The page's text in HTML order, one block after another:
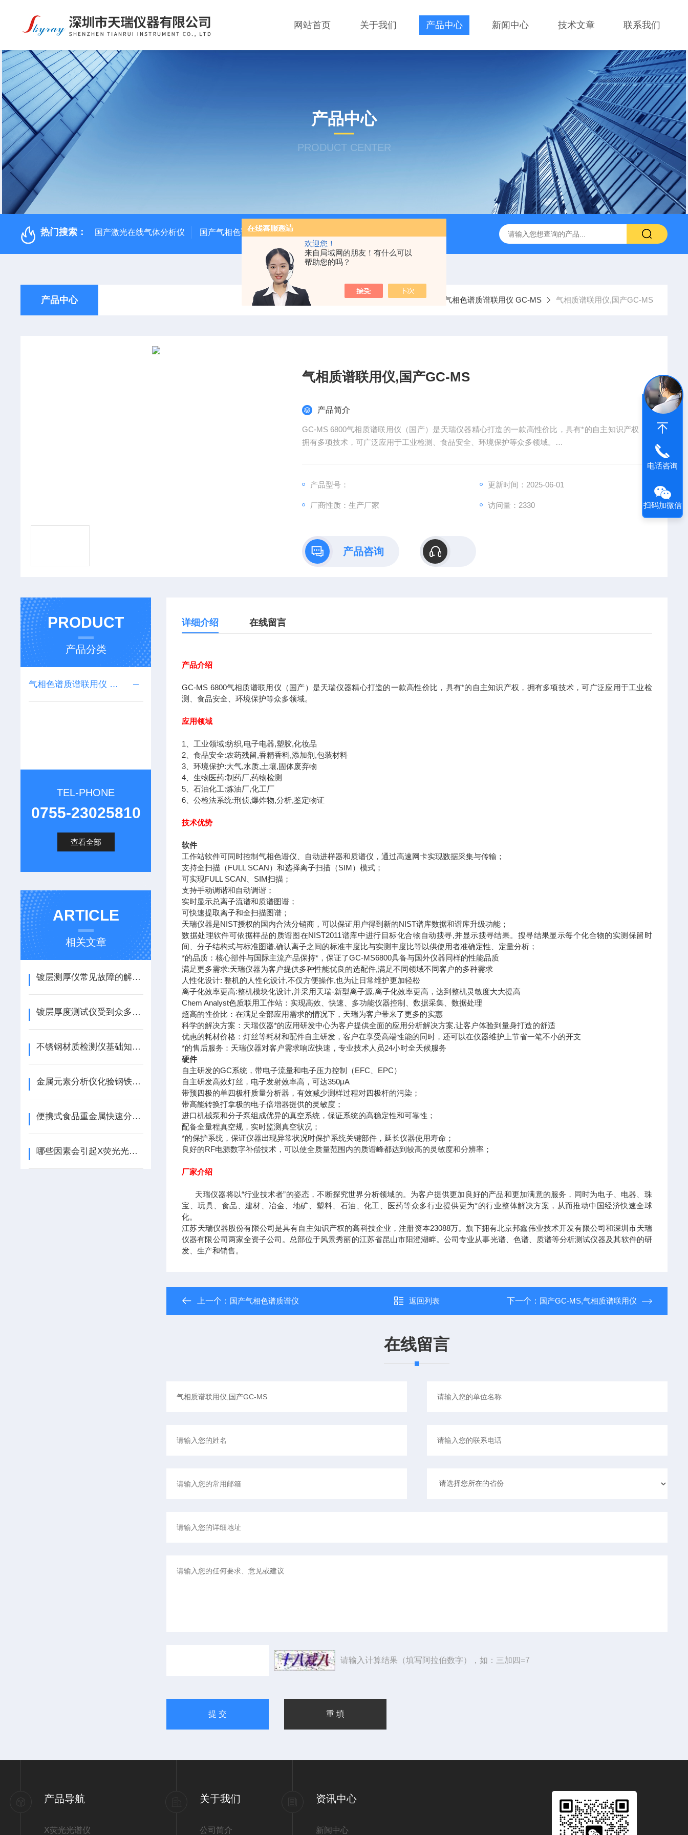
欢迎您！
来自局域网的朋友！有什么可以
帮助您的吗？
网站首页 关于我们 产品中心 新闻中心 技术文章 联系我们
产品中心
PRODUCT CENTER
热门搜索： 国产激光在线气体分析仪 国产气相色谱质谱联用仪生产厂家 便携式X射线荧光测定仪 手持式xrf分析仪 水质重金属检测仪
产品中心 当前位置：首页 产品中心 气相色谱质谱联用仪 GC-MS 气相质谱联用仪,国产GC-MS
气相质谱联用仪,国产GC-MS
产品简介
GC-MS 6800气相质谱联用仪（国产）是天瑞仪器精心打造的一款高性价比，具有*的自主知识产权，
拥有多项技术，可广泛应用于工业检测、食品安全、环境保护等众多领域。
产品型号：
更新时间：2025-06-01
厂商性质：生产厂家 访问量：2330
产品咨询
PRODUCT
产品分类
气相色谱质谱联用仪 GC-MS
TEL-PHONE
0755-23025810
查看全部
ARTICLE
相关文章
镀层测厚仪常见故障的解决方式
镀层厚度测试仪受到众多消费者喜爱的原因
不锈钢材质检测仪基础知识一篇搞定
金属元素分析仪化验钢铁的取样细节介绍
便携式食品重金属快速分析仪的产品特点及优势
哪些因素会引起X荧光光谱仪产生不必要的误差？
详细介绍 在线留言
产品介绍
GC-MS 6800气相质谱联用仪（国产）是天瑞仪器精心打造的一款高性价比，具有*的自主知识产权，拥有多项技术，可广泛应用于工业检
测、食品安全、环境保护等众多领域。
应用领域
1、工业领域:纺织,电子电器,塑胶,化妆品
2、食品安全:农药残留,香精香料,添加剂,包装材料
3、环境保护:大气,水质,土壤,固体废弃物
4、生物医药:制药厂,药物检测
5、石油化工:炼油厂,化工厂
6、公检法系统:刑侦,爆炸物,分析,鉴定物证
技术优势
软件
工作站软件可同时控制气相色谱仪、自动进样器和质谱仪，通过高速网卡实现数据采集与传输；
支持全扫描（FULL SCAN）和选择离子扫描（SIM）模式；
可实现FULL SCAN、SIM扫描；
支持手动调谐和自动调谐；
实时显示总离子流谱和质谱图谱；
可快速提取离子和全扫描图谱；
天瑞仪器是NIST授权的国内合法分销商，可以保证用户得到新的NIST谱库数据和谱库升级功能；
数据处理软件可依据样品的质谱图在NIST2011谱库中进行目标化合物自动搜寻,并显示搜寻结果。搜寻结果显示每个化合物的实测保留时
间、分子结构式与标准图谱,确认离子之间的标准丰度比与实测丰度比等以供使用者准确定性、定量分析；
*的品质：核心部件与国际主流产品保持*，保证了GC-MS6800具备与国外仪器同样的性能品质
满足更多需求:天瑞仪器为客户提供多种性能优良的选配件,满足不同领域不同客户的多种需求
人性化设计: 整机的人性化设计,不仅方便操作,也为让日常维护更加轻松
离子化效率更高:整机模块化设计,并采用天瑞-新型离子源,离子化效率更高，达到整机灵敏度大大提高
Chem Analyst色质联用工作站：实现高效、快速、多功能仪器控制、数据采集、数据处理
超高的性价比：在满足全部应用需求的情况下，天瑞为客户带来了更多的实惠
科学的解决方案：天瑞仪器*的应用研发中心为客户提供全面的应用分析解决方案,让客户体验到量身打造的舒适
优惠的耗材价格：灯丝等耗材和配件自主研发，客户在享受高端性能的同时，还可以在仪器维护上节省一笔不小的开支
*的售后服务：天瑞仪器对客户需求响应快速，专业技术人员24小时全天候服务
硬件
自主研发的GC系统，带电子流量和电子压力控制（EFC、EPC）
自主研发高效灯丝，电子发射效率高，可达350μA
带预四极的单四极杆质量分析器，有效减少测样过程对四极杆的污染；
带高能转换打拿极的电子倍增器提供的灵敏度；
进口机械泵和分子泵组成优异的真空系统，保证系统的高稳定性和可靠性；
配备全量程真空规，实时监测真空状况；
*的保护系统，保证仪器出现异常状况时保护系统关键部件，延长仪器使用寿命；
良好的RF电源数字补偿技术，可以使全质量范围内的质谱峰都达到较高的灵敏度和分辨率；
厂家介绍
天瑞仪器将以“行业技术者”的姿态，不断探究世界分析领域的。为客户提供更加良好的产品和更加满意的服务，同时为电子、电器、珠
宝、玩具、食品、建材、冶金、地矿、塑料、石油、化工、医药等众多行业提供更为*的行业整体解决方案，从而推动中国经济快速全球
化。
江苏天瑞仪器股份有限公司是具有自主知识产权的高科技企业，注册资本23088万。旗下拥有北京邦鑫伟业技术开发有限公司和深圳市天瑞
仪器有限公司两家全资子公司。总部位于风景秀丽的江苏省昆山市阳澄湖畔。公司专业从事光谱、色谱、质谱等分析测试仪器及其软件的研
发、生产和销售。
上一个： 国产气相色谱质谱仪 返回列表 下一个： 国产GC-MS,气相质谱联用仪
在线留言
请输入计算结果（填写阿拉伯数字），如：三加四=7
产品导航
X荧光光谱仪
关于我们
公司简介
资讯中心
新闻中心
电话咨询
扫码加微信